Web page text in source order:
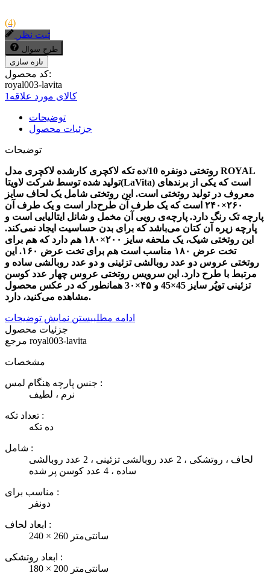
(4)
ثبت نظر
طرح سوال
کد محصول:
royal003-lavita
کالای مورد علاقه 1
توضیحات
جزئیات محصول
توضیحات
روتختی دونفره 10/ده تکه لاکچری کارشده لاکچری مدل ROYAL
تولید شده توسط شرکت لاویتا(LaVita) است که یکی از برندهای
معروف در تولید روتختی است. این روتختی شامل یک لحاف سایز
۲۶۰×۲۴۰ است که یک طرف آن طرح‌دار است و یک طرف آن
پارچه تک رنگ دارد. پارچه‌ی رویی آن مخمل و شانل ایتالیایی است و
پارچه زیره آن کتان می‌باشد که برای بدن حساسیت ایجاد نمی‌کند.
این روتختی شیک، یک ملحفه سایز ۲۰۰×۱۸۰ هم دارد که هم برای
تخت عرض ۱۸۰ مناسب است هم برای تخت عرض ۱۶۰. این
روتختی عروس دو عدد روبالشی تزئینی و دو عدد روبالشی ساده و
مرتبط با طرح دارد. این سرویس روتختی عروس چهار عدد کوسن
تزئینی توپُر سایز 45×45 و ۴۵×3۰ همانطور که در عکس محصول
مشاهده می‌کنید، دارد.
ادامه مطلببستن نمایش توضیحات
جزئیات محصول
royal003-lavita
مشخصات
جنس پارچه هنگام لمس :
نرم ، لطیف
تعداد تکه :
ده تکه
شامل :
لحاف ، روتشکی ، 2 عدد روبالشی تزئینی ، 2 عدد روبالشی
ساده ، 4 عدد کوسن پر شده
مناسب برای :
دونفر
ابعاد لحاف :
240 × 260 سانتی‌متر
ابعاد روتشکی :
180 × 200 سانتی‌متر